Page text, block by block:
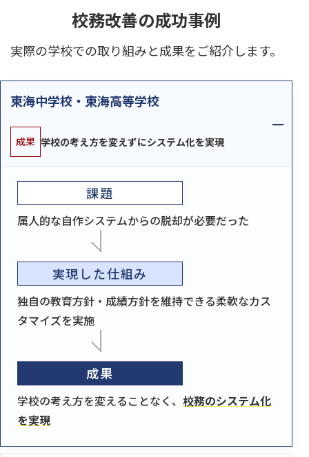
校務改善の成功事例
実際の学校での取り組みと成果をご紹介します。
東海中学校・東海高等学校
成果 学校の考え方を変えずにシステム化を実現
課題
属人的な自作システムからの脱却が必要だった
実現した仕組み
独自の教育方針・成績方針を維持できる柔軟なカス
タマイズを実施
成果
学校の考え方を変えることなく、 校務のシステム化
を実現